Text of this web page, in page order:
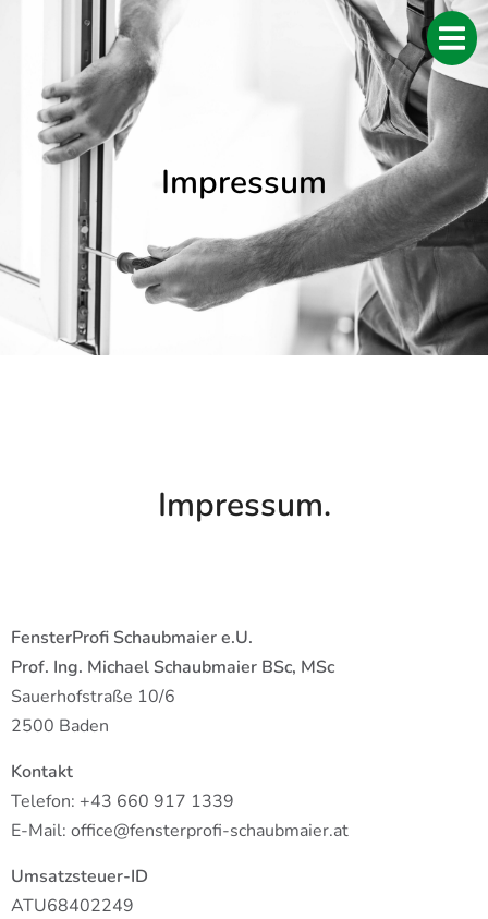
Impressum
Impressum.
FensterProfi Schaubmaier e.U.
Prof. Ing. Michael Schaubmaier BSc, MSc
Sauerhofstraße 10/6
2500 Baden
Kontakt
Telefon: +43 660 917 1339
E-Mail: office@fensterprofi-schaubmaier.at
Umsatzsteuer-ID
ATU68402249